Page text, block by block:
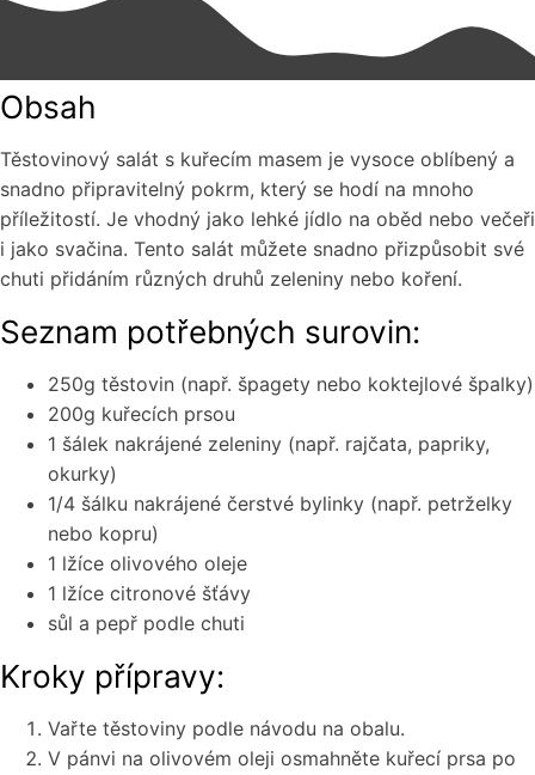
Obsah
Těstovinový salát s kuřecím masem je vysoce oblíbený a
snadno připravitelný pokrm, který se hodí na mnoho
příležitostí. Je vhodný jako lehké jídlo na oběd nebo večeři
i jako svačina. Tento salát můžete snadno přizpůsobit své
chuti přidáním různých druhů zeleniny nebo koření.
Seznam potřebných surovin:
250g těstovin (např. špagety nebo koktejlové špalky)
200g kuřecích prsou
1 šálek nakrájené zeleniny (např. rajčata, papriky,
okurky)
1/4 šálku nakrájené čerstvé bylinky (např. petrželky
nebo kopru)
1 lžíce olivového oleje
1 lžíce citronové šťávy
sůl a pepř podle chuti
Kroky přípravy:
Vařte těstoviny podle návodu na obalu.
V pánvi na olivovém oleji osmahněte kuřecí prsa po